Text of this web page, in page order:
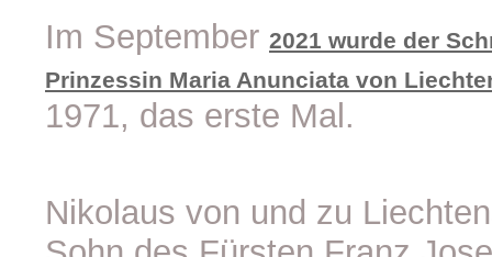
Im September 2021 wurde der
Prinzessin Maria Anunciata von
1971, das erste Mal.
Nikolaus von und zu